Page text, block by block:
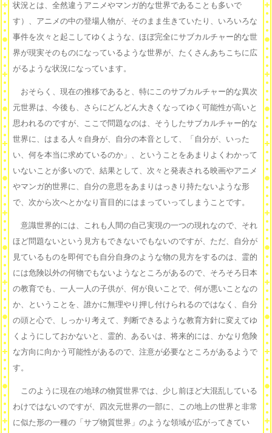
状況とは、全然違うアニメやマンガ的な世界であることも多いで
す）、アニメの中の登場人物が、そのまま生きていたり、いろいろな
事件を次々と起こしてゆくような、ほぼ完全にサブカルチャー的な世
界が現実そのものになっているような世界が、たくさんあちこちに広
がるような状況になっています。
おそらく、現在の推移であると、特にこのサブカルチャー的な異次
元世界は、今後も、さらにどんどん大きくなってゆく可能性が高いと
思われるのですが、ここで問題なのは、そうしたサブカルチャー的な
世界に、はまる人々自身が、自分の本音として、「自分が、いった
い、何を本当に求めているのか」、ということをあまりよくわかって
いないことが多いので、結果として、次々と発表される映画やアニメ
やマンガ的世界に、自分の意思をあまりはっきり持たないような形
で、次から次へとかなり盲目的にはまっていってしまうことです。
意識世界的には、これも人間の自己実現の一つの現れなので、それ
ほど問題ないという見方もできないでもないのですが、ただ、自分が
見ているものを即何でも自分自身のような物の見方をするのは、霊的
には危険以外の何物でもないようなところがあるので、そろそろ日本
の教育でも、一人一人の子供が、何が良いことで、何が悪いことなの
か、ということを、誰かに無理やり押し付けられるのではなく、自分
の頭と心で、しっかり考えて、判断できるような教育方針に変えてゆ
くようにしておかないと、霊的、あるいは、将来的には、かなり危険
な方向に向かう可能性があるので、注意が必要なところがあるようで
す。
このように現在の地球の物質世界では、少し前ほど大混乱している
わけではないのですが、四次元世界の一部に、この地上の世界と非常
に似た形の一種の「サブ物質世界」のような領域が広がってきてい